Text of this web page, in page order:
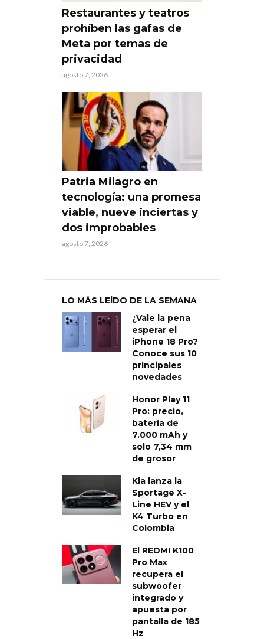
Restaurantes y teatros
prohíben las gafas de
Meta por temas de
privacidad
agosto 7, 2026
Patria Milagro en
tecnología: una promesa
viable, nueve inciertas y
dos improbables
agosto 7, 2026
LO MÁS LEÍDO DE LA SEMANA
¿Vale la pena
esperar el
iPhone 18 Pro?
Conoce sus 10
principales
novedades
Honor Play 11
Pro: precio,
batería de
7.000 mAh y
solo 7,34 mm
de grosor
Kia lanza la
Sportage X-
Line HEV y el
K4 Turbo en
Colombia
El REDMI K100
Pro Max
recupera el
subwoofer
integrado y
apuesta por
pantalla de 185
Hz